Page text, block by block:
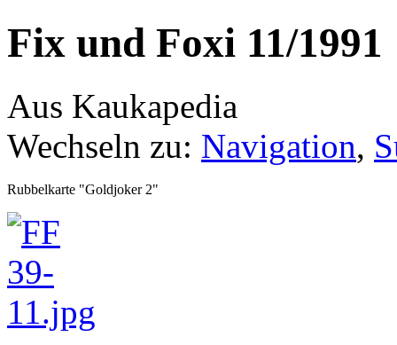
Fix und Foxi 11/1991
Aus Kaukapedia
Wechseln zu: Navigation,
Rubbelkarte "Goldjoker 2"